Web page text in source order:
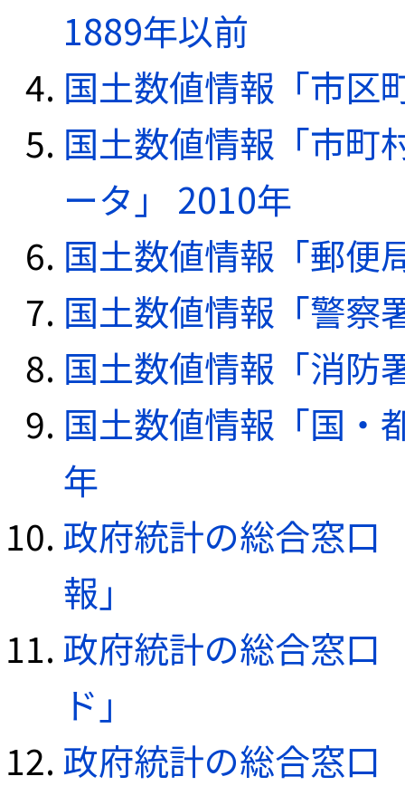
1889年以前
国土数値情報「市区
国土数値情報「市町
ータ」 2010年
国土数値情報「郵便
国土数値情報「警察
国土数値情報「消防
国土数値情報「国・
年
政府統計の総合窓口
報」
政府統計の総合窓口
ド」
政府統計の総合窓口